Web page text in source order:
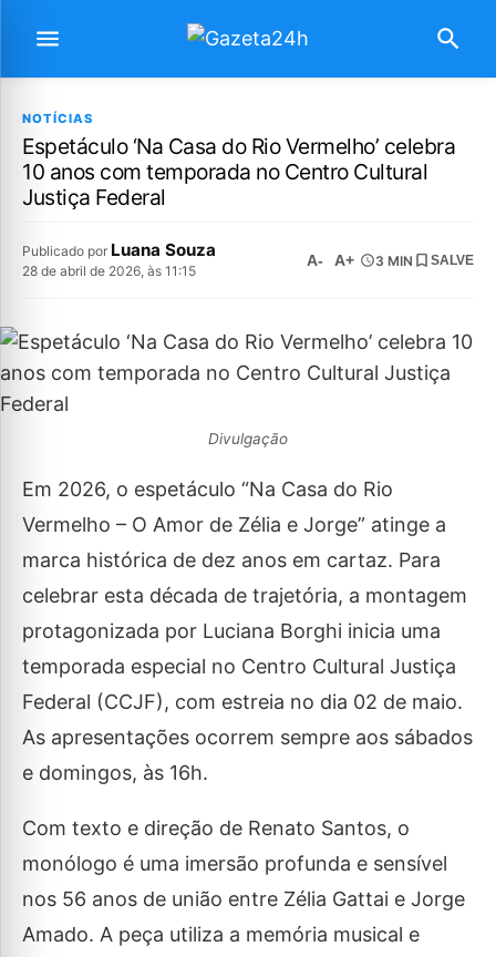
NOTÍCIAS
Espetáculo ‘Na Casa do Rio Vermelho’ celebra
10 anos com temporada no Centro Cultural
Justiça Federal
Publicado por Luana Souza
28 de abril de 2026, às 11:15
A- A+ 3 MIN SALVE
Divulgação
Em 2026, o espetáculo “Na Casa do Rio
Vermelho – O Amor de Zélia e Jorge” atinge a
marca histórica de dez anos em cartaz. Para
celebrar esta década de trajetória, a montagem
protagonizada por Luciana Borghi inicia uma
temporada especial no Centro Cultural Justiça
Federal (CCJF), com estreia no dia 02 de maio.
As apresentações ocorrem sempre aos sábados
e domingos, às 16h.
Com texto e direção de Renato Santos, o
monólogo é uma imersão profunda e sensível
nos 56 anos de união entre Zélia Gattai e Jorge
Amado. A peça utiliza a memória musical e